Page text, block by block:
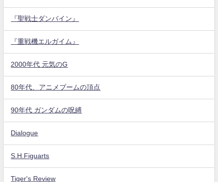
『聖戦士ダンバイン』
『重戦機エルガイム』
2000年代 元気のG
80年代、アニメブームの頂点
90年代 ガンダムの呪縛
Dialogue
S.H.Figuarts
Tiger's Review